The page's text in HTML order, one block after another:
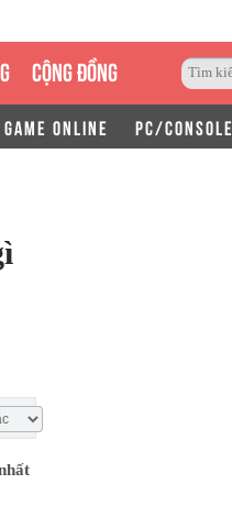
CỘNG ĐỒNG
GAME ONLINE PC/CONSOLE